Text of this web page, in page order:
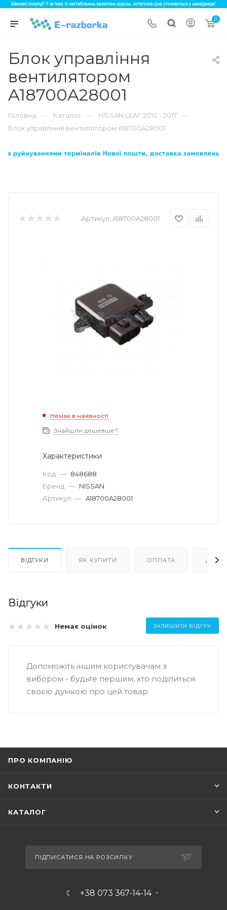
0
Блок управління
вентилятором
A18700A28001
Головна — Каталог — NISSAN LEAF 2010 - 2017 —
Блок управління вентилятором A18700A28001
Артикул: A18700A28001
Немає в наявності
Знайшли дешевше?
Характеристики
Код — 848688
Бренд — NISSAN
Артикул — A18700A28001
ВІДГУКИ ЯК КУПИТИ ОПЛАТА
Відгуки
Немає оцінок ЗАЛИШИТИ ВІДГУК
Допоможіть іншим користувачам з
вибором - будьте першим, хто поділиться
своєю думкою про цей товар
ПРО КОМПАНІЮ
КОНТАКТИ
КАТАЛОГ
ПІДПИСАТИСЯ НА РОЗСИЛКУ
+38 073 367-14-14